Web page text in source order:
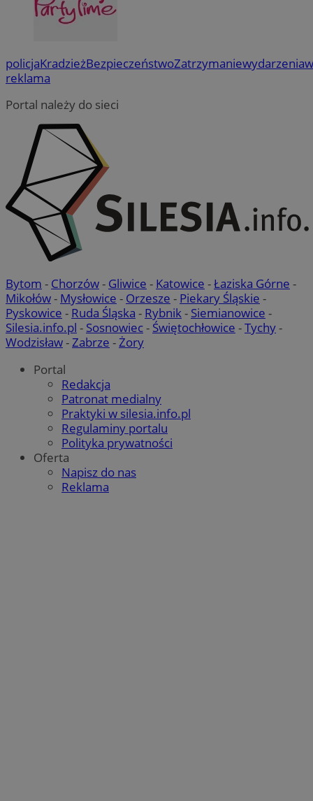
policjaKradzieżBezpieczeństwoZatrzymaniewydarzenia
reklama
Portal należy do sieci
Bytom - Chorzów- Gliwice - Katowice -Łaziska Górne -
Mikołów- Mysłowice - Orzesze - Piekary Śląskie -
Pyskowice - Ruda Śląska - Rybnik- Siemianowice -
Silesia.info.pl - Sosnowiec- Świętochłowice -Tychy-
Wodzisław-Zabrze -Żory
Portal
Redakcja
Patronat medialny
Praktyki w silesia.info.pl
Regulaminy portalu
Polityka prywatności
Oferta
Napisz do nas
Reklama